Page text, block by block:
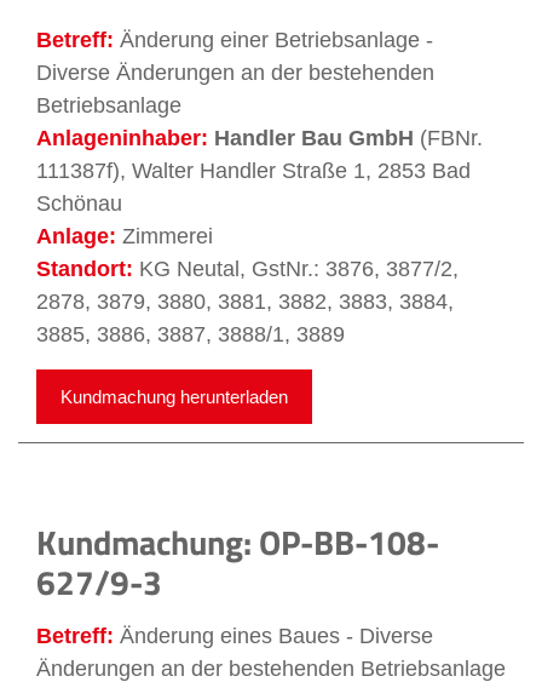
Betreff: Änderung einer Betriebsanlage -
Diverse Änderungen an der bestehenden
Betriebsanlage
Anlageninhaber: Handler Bau GmbH (FBNr.
111387f), Walter Handler Straße 1, 2853 Bad
Schönau
Anlage: Zimmerei
Standort: KG Neutal, GstNr.: 3876, 3877/2,
2878, 3879, 3880, 3881, 3882, 3883, 3884,
3885, 3886, 3887, 3888/1, 3889
Kundmachung herunterladen
Kundmachung: OP-BB-108-
627/9-3
Betreff: Änderung eines Baues - Diverse
Änderungen an der bestehenden Betriebsanlage